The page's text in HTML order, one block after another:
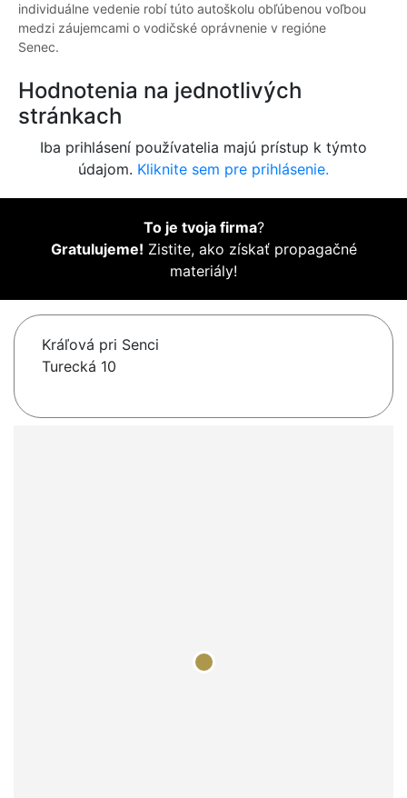
individuálne vedenie robí túto autoškolu obľúbenou voľbou
medzi záujemcami o vodičské oprávnenie v regióne
Senec.
Hodnotenia na jednotlivých
stránkach
Iba prihlásení používatelia majú prístup k týmto
údajom. Kliknite sem pre prihlásenie.
To je tvoja firma?
Gratulujeme! Zistite, ako získať propagačné
materiály!
Kráľová pri Senci
Turecká 10